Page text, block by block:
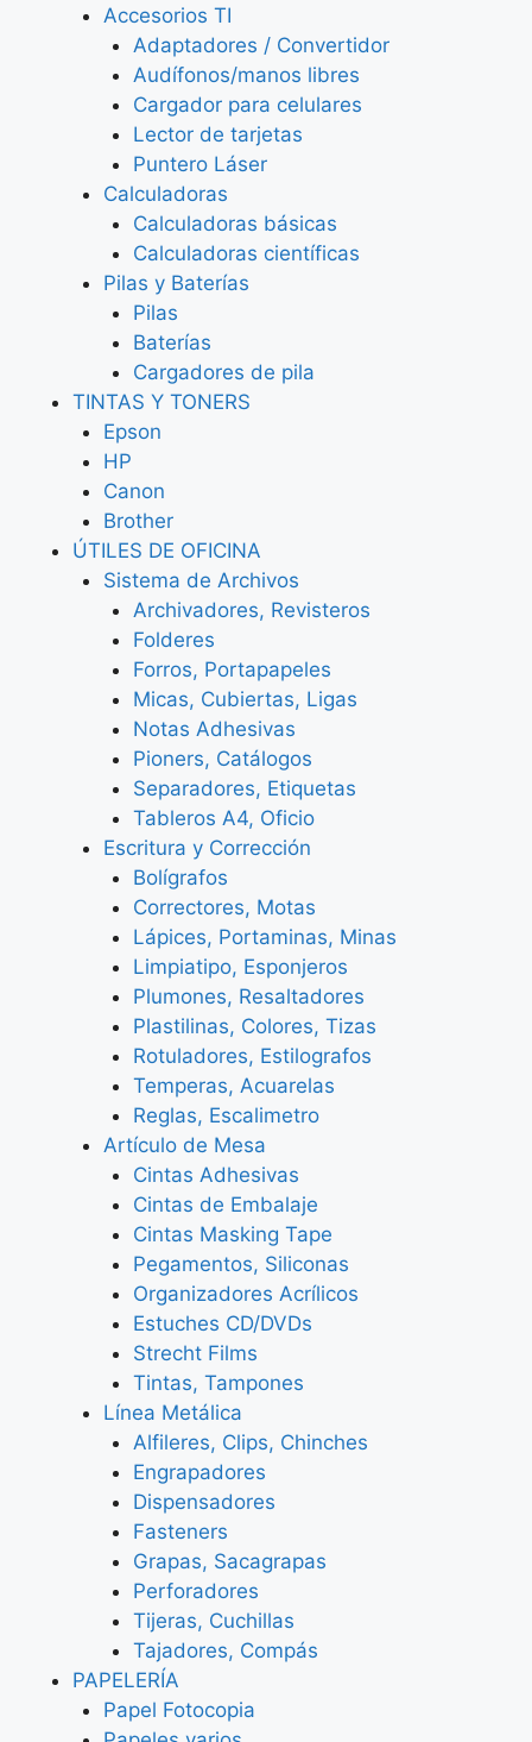
Accesorios TI
Adaptadores / Convertidor
Audífonos/manos libres
Cargador para celulares
Lector de tarjetas
Puntero Láser
Calculadoras
Calculadoras básicas
Calculadoras científicas
Pilas y Baterías
Pilas
Baterías
Cargadores de pila
TINTAS Y TONERS
Epson
HP
Canon
Brother
ÚTILES DE OFICINA
Sistema de Archivos
Archivadores, Revisteros
Folderes
Forros, Portapapeles
Micas, Cubiertas, Ligas
Notas Adhesivas
Pioners, Catálogos
Separadores, Etiquetas
Tableros A4, Oficio
Escritura y Corrección
Bolígrafos
Correctores, Motas
Lápices, Portaminas, Minas
Limpiatipo, Esponjeros
Plumones, Resaltadores
Plastilinas, Colores, Tizas
Rotuladores, Estilografos
Temperas, Acuarelas
Reglas, Escalimetro
Artículo de Mesa
Cintas Adhesivas
Cintas de Embalaje
Cintas Masking Tape
Pegamentos, Siliconas
Organizadores Acrílicos
Estuches CD/DVDs
Strecht Films
Tintas, Tampones
Línea Metálica
Alfileres, Clips, Chinches
Engrapadores
Dispensadores
Fasteners
Grapas, Sacagrapas
Perforadores
Tijeras, Cuchillas
Tajadores, Compás
PAPELERÍA
Papel Fotocopia